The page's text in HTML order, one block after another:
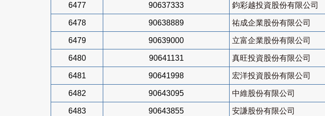
6477 90637333 鈞彩越投資股份有限公司
6478 90638889 祐成企業股份有限公司
6479 90639000 立富企業股份有限公司
6480 90641131 真旺投資股份有限公司
6481 90641998 宏洋投資股份有限公司
6482 90643095 中維股份有限公司
6483 90643855 安謙股份有限公司